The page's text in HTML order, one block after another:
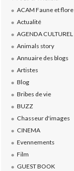
ACAM Faune et flore
Actualité
AGENDA CULTUREL
Animals story
Annuaire des blogs
Artistes
Blog
Bribes de vie
BUZZ
Chasseur d'images
CINEMA
Evennements
Film
GUEST BOOK